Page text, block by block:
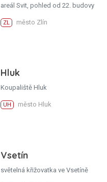
areál Svit, pohled od 22. budovy
ZL město Zlín
Hluk
Koupaliště Hluk
UH město Hluk
Vsetín
světelná křižovatka ve Vsetíně